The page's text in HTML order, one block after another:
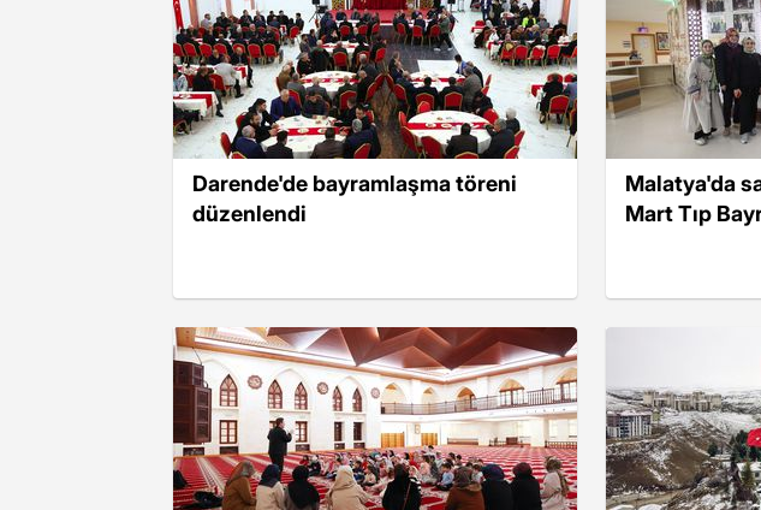
Darende'de bayramlaşma töreni
düzenlendi
Malatya'da
Mart Tıp